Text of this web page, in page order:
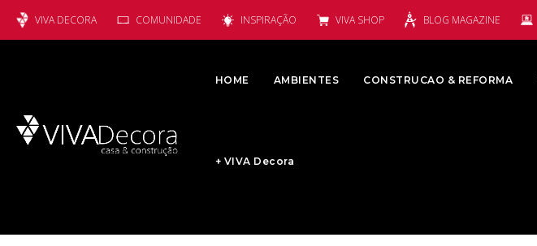
VIVA DECORA COMUNIDADE INSPIRAÇÃO VIVA SHOP BLOG MAGAZINE
HOME AMBIENTES CONSTRUCAO & REFORMA
+ VIVA Decora